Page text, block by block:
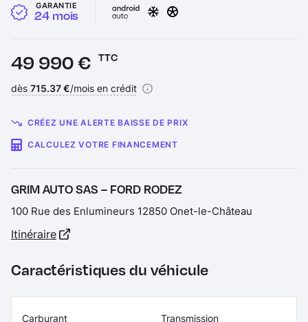
GARANTIE
24 mois
Prix :
49 990 € TTC
Financement :
dès 715.37 €/mois en crédit
CRÉEZ UNE ALERTE BAISSE DE PRIX
CALCULEZ VOTRE FINANCEMENT
GRIM AUTO SAS – FORD RODEZ
100 Rue des Enlumineurs 12850 Onet-le-Château
Itinéraire
Caractéristiques du véhicule
Carburant Transmission